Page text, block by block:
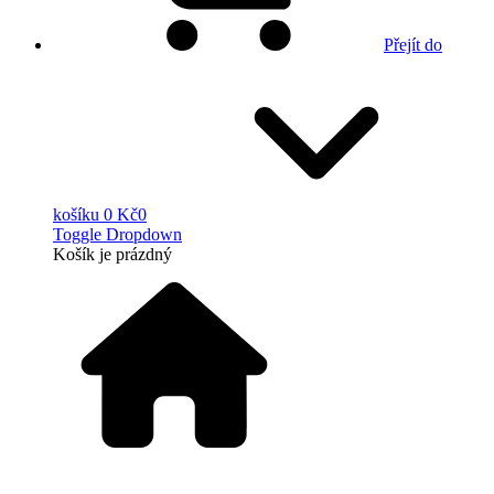
Přejít do
košíku 0 Kč0
Toggle Dropdown
Košík je prázdný